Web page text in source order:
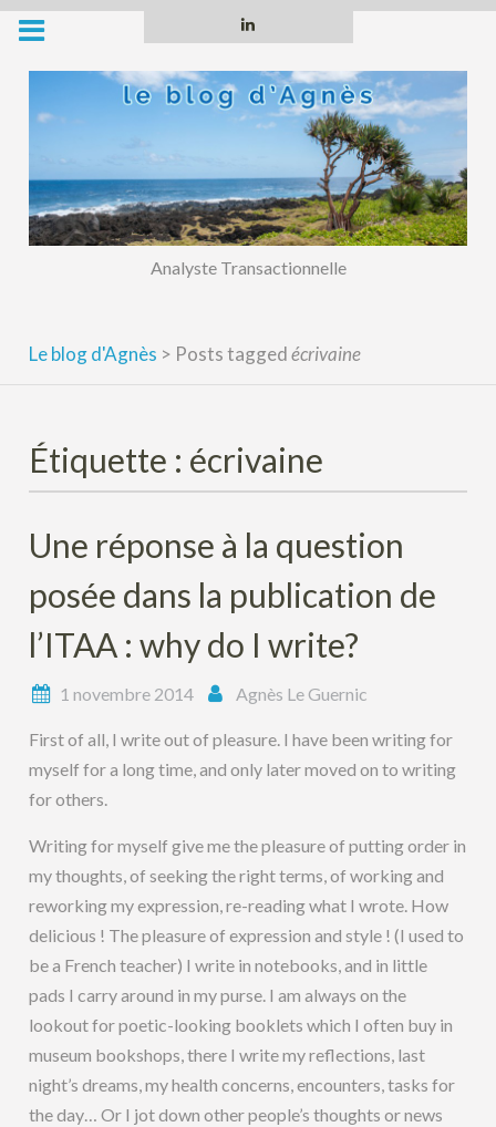
Skip
content
Analyste Transactionnelle
Le blog d'Agnès > Posts taggedécrivaine
Étiquette : écrivaine
Une réponse à la question
posée dans la publication de
l’ITAA : why do I write?
1 novembre 2014 Agnès Le Guernic
First of all, I write out of pleasure. I have been writing for
myself for a long time, and only later moved on to writing
for others.
Writing for myself give me the pleasure of putting order in
my thoughts, of seeking the right terms, of working and
reworking my expression, re-reading what I wrote. How
delicious ! The pleasure of expression and style ! (I used to
be a French teacher) I write in notebooks, and in little
pads I carry around in my purse. I am always on the
lookout for poetic-looking booklets which I often buy in
museum bookshops, there I write my reflections, last
night’s dreams, my health concerns, encounters, tasks for
the day… Or I jot down other people’s thoughts or news